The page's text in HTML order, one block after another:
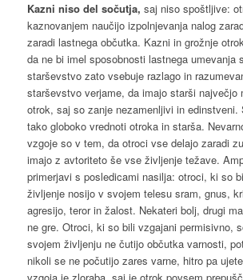
Kazni niso del sočutja, saj niso spoštljive:
kaznovanjem naučijo izpolnjevanja nalog
zaradi lastnega občutka. Kazni in grožnje
da ne bi imel sposobnosti lastnega umevanja
starševstvo zato vsebuje razlago in
starševstvo verjame, da imajo starši največjo
otrok, saj so zanje nezamenljivi in edinstveni.
tako globoko vrednoti otroka in starša.
vzgoje so v tem, da otroci vse delajo zaradi
imajo z avtoriteto še vse življenje težave.
primerjavi s posledicami nasilja: otroci, ki so
življenje nosijo v svojem telesu sram, gnus,
agresijo, teror in žalost. Nekateri bolj, drugi
ne gre. Otroci, ki so bili vzgajani permisivno,
svojem življenju ne čutijo občutka varnosti,
nikoli se ne počutijo zares varne, hitro pa